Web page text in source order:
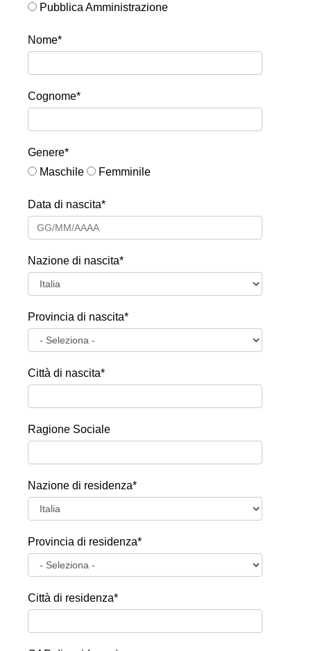
Pubblica Amministrazione
Nome*
Cognome*
Genere*
Maschile
Femminile
Data di nascita*
Nazione di nascita*
Provincia di nascita*
Città di nascita*
Ragione Sociale
Nazione di residenza*
Provincia di residenza*
Città di residenza*